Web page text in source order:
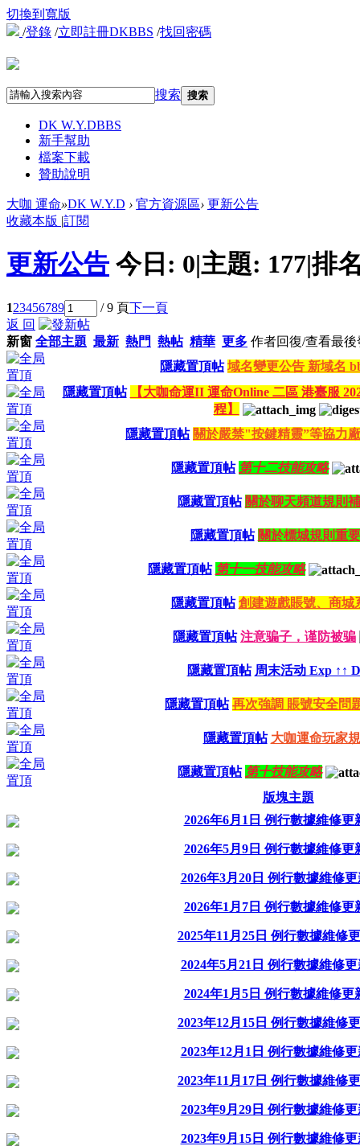
切換到寬版
/登錄 /立即註冊DKBBS /找回密碼
搜索 搜索
DK W.Y.DBBS
新手幫助
檔案下載
贊助說明
大咖 運命»DK W.Y.D › 官方資源區› 更新公告
收藏本版 |訂閱
更新公告 今日: 0|主題: 177|排
123456789 / 9 頁下一頁
返 回
新窗 全部主題 最新 熱門 熱帖 精華 更多 作者回復/查看最後
隱藏置頂帖 域名變更公告 新域名
隱藏置頂帖
【大咖命運II 運命Online 二區 港臺服
程】
隱藏置頂帖 關於嚴禁"按鍵精靈”等協力
隱藏置頂帖 第十二技能攻略
隱藏置頂帖 關於聊天頻道規則
隱藏置頂帖 關於標城規則重
隱藏置頂帖 第十一技能攻略
隱藏置頂帖 創建遊戲賬號、商城
隱藏置頂帖 注意骗子，谨防被骗
隱藏置頂帖 周末活动 Exp ↑↑
隱藏置頂帖 再次強調 賬號安全問
隱藏置頂帖 大咖運命玩家
隱藏置頂帖 第十技能攻略
版塊主題
2026年6月1日 例行數據維修更
2026年5月9日 例行數據維修更
2026年3月20日 例行數據維修
2026年1月7日 例行數據維修更
2025年11月25日 例行數據維修
2024年5月21日 例行數據維修
2024年1月5日 例行數據維修更
2023年12月15日 例行數據維修
2023年12月1日 例行數據維修
2023年11月17日 例行數據維修
2023年9月29日 例行數據維修
2023年9月15日 例行數據維修